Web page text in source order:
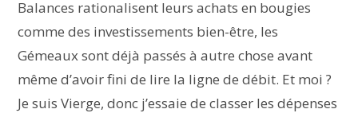
Balances rationalisent leurs achats en bougies
comme des investissements bien-être, les
Gémeaux sont déjà passés à autre chose avant
même d’avoir fini de lire la ligne de débit. Et moi ?
Je suis Vierge, donc j’essaie de classer les dépenses